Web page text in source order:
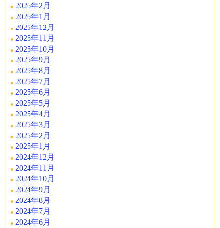
2026年2月
2026年1月
2025年12月
2025年11月
2025年10月
2025年9月
2025年8月
2025年7月
2025年6月
2025年5月
2025年4月
2025年3月
2025年2月
2025年1月
2024年12月
2024年11月
2024年10月
2024年9月
2024年8月
2024年7月
2024年6月